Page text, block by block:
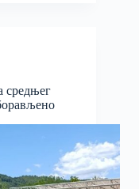
средњег